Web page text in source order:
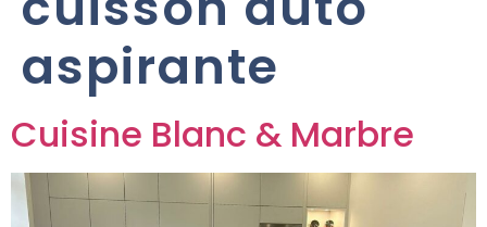
aspirante
Cuisine Blanc & Marbre